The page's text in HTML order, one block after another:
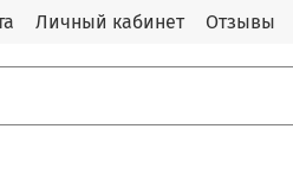
Личный кабинет Отзывы